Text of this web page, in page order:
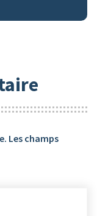
Les champs